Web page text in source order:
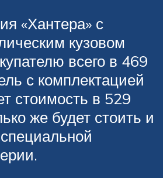
«Хантера» с
кузовом
всего в 469
с комплектацией
стоимость в 529
же будет стоить и